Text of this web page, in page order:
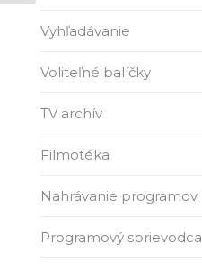
Vyhľadávanie
Voliteľné balíčky
TV archív
Filmotéka
Nahrávanie programov
Programový sprievodca